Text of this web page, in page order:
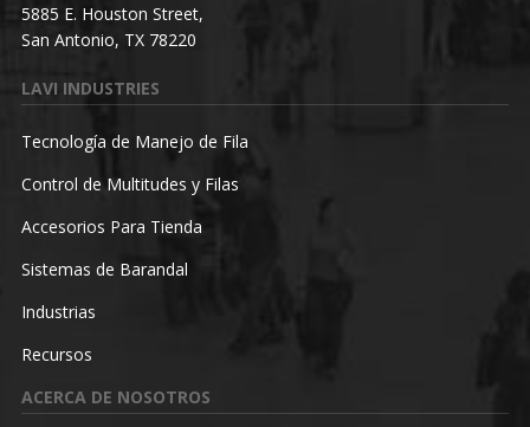
5885 E. Houston Street,
San Antonio, TX 78220
LAVI INDUSTRIES
Tecnología de Manejo de Fila
Control de Multitudes y Filas
Accesorios Para Tienda
Sistemas de Barandal
Industrias
Recursos
ACERCA DE NOSOTROS